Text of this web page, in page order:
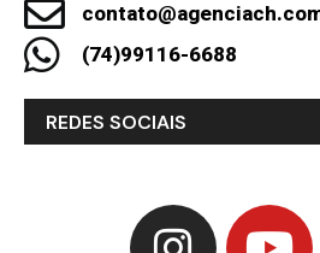
(74)99116-6688
REDES SOCIAIS